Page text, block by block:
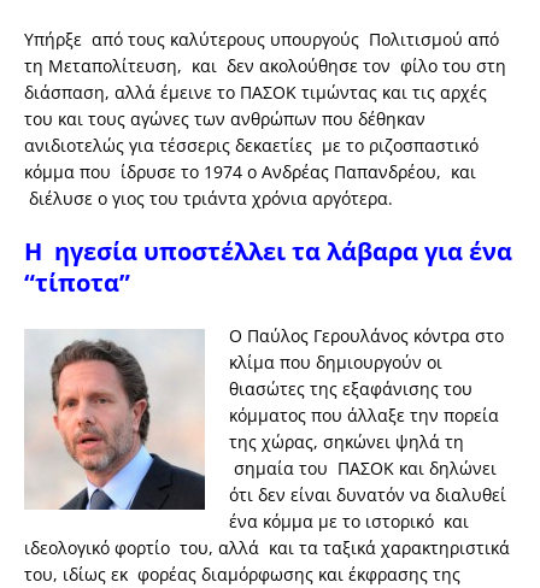
Υπήρξε από τους καλύτερους υπουργούς Πολιτισμού από
τη Μεταπολίτευση, και δεν ακολούθησε τον φίλο του στη
διάσπαση, αλλά έμεινε το ΠΑΣΟΚ τιμώντας και τις αρχές
του και τους αγώνες των ανθρώπων που δέθηκαν
ανιδιοτελώς για τέσσερις δεκαετίες με το ριζοσπαστικό
κόμμα που ίδρυσε το 1974 ο Ανδρέας Παπανδρέου, και
διέλυσε ο γιος του τριάντα χρόνια αργότερα.
Η ηγεσία υποστέλλει τα λάβαρα για ένα
“τίποτα”
Ο Παύλος Γερουλάνος κόντρα στο
κλίμα που δημιουργούν οι
θιασώτες της εξαφάνισης του
κόμματος που άλλαξε την πορεία
της χώρας, σηκώνει ψηλά τη
σημαία του ΠΑΣΟΚ και δηλώνει
ότι δεν είναι δυνατόν να διαλυθεί
ένα κόμμα με το ιστορικό και
ιδεολογικό φορτίο του, αλλά και τα ταξικά χαρακτηριστικά
του, ιδίως εκ φορέας διαμόρφωσης και έκφρασης της